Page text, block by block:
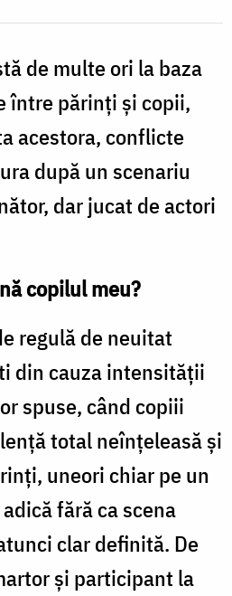
de multe ori la baza
între părinţi şi copii,
acestora, conflicte
după un scenariu
dar jucat de actori
copilul meu?
regulă de neuitat
din cauza intensităţii
spuse, când copiii
total neînţeleasă şi
uneori chiar pe un
fără ca scena
clar definită. De
şi participant la